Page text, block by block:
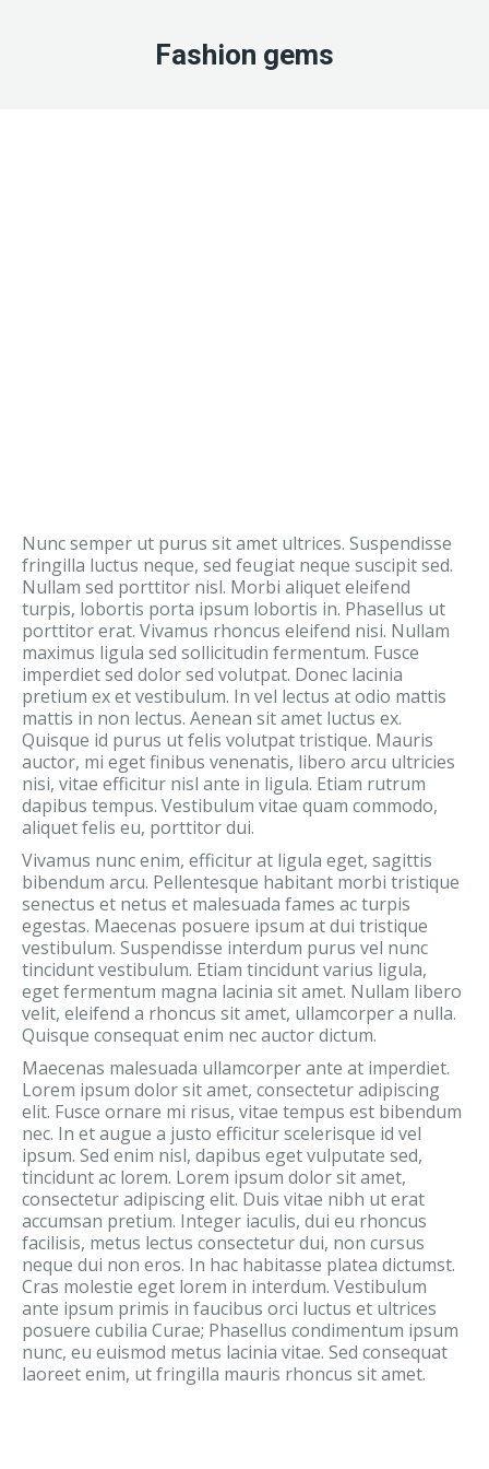
Fashion gems
Nunc semper ut purus sit amet ultrices. Suspendisse
fringilla luctus neque, sed feugiat neque suscipit sed.
Nullam sed porttitor nisl. Morbi aliquet eleifend
turpis, lobortis porta ipsum lobortis in. Phasellus ut
porttitor erat. Vivamus rhoncus eleifend nisi. Nullam
maximus ligula sed sollicitudin fermentum. Fusce
imperdiet sed dolor sed volutpat. Donec lacinia
pretium ex et vestibulum. In vel lectus at odio mattis
mattis in non lectus. Aenean sit amet luctus ex.
Quisque id purus ut felis volutpat tristique. Mauris
auctor, mi eget finibus venenatis, libero arcu ultricies
nisi, vitae efficitur nisl ante in ligula. Etiam rutrum
dapibus tempus. Vestibulum vitae quam commodo,
aliquet felis eu, porttitor dui.
Vivamus nunc enim, efficitur at ligula eget, sagittis
bibendum arcu. Pellentesque habitant morbi tristique
senectus et netus et malesuada fames ac turpis
egestas. Maecenas posuere ipsum at dui tristique
vestibulum. Suspendisse interdum purus vel nunc
tincidunt vestibulum. Etiam tincidunt varius ligula,
eget fermentum magna lacinia sit amet. Nullam libero
velit, eleifend a rhoncus sit amet, ullamcorper a nulla.
Quisque consequat enim nec auctor dictum.
Maecenas malesuada ullamcorper ante at imperdiet.
Lorem ipsum dolor sit amet, consectetur adipiscing
elit. Fusce ornare mi risus, vitae tempus est bibendum
nec. In et augue a justo efficitur scelerisque id vel
ipsum. Sed enim nisl, dapibus eget vulputate sed,
tincidunt ac lorem. Lorem ipsum dolor sit amet,
consectetur adipiscing elit. Duis vitae nibh ut erat
accumsan pretium. Integer iaculis, dui eu rhoncus
facilisis, metus lectus consectetur dui, non cursus
neque dui non eros. In hac habitasse platea dictumst.
Cras molestie eget lorem in interdum. Vestibulum
ante ipsum primis in faucibus orci luctus et ultrices
posuere cubilia Curae; Phasellus condimentum ipsum
nunc, eu euismod metus lacinia vitae. Sed consequat
laoreet enim, ut fringilla mauris rhoncus sit amet.